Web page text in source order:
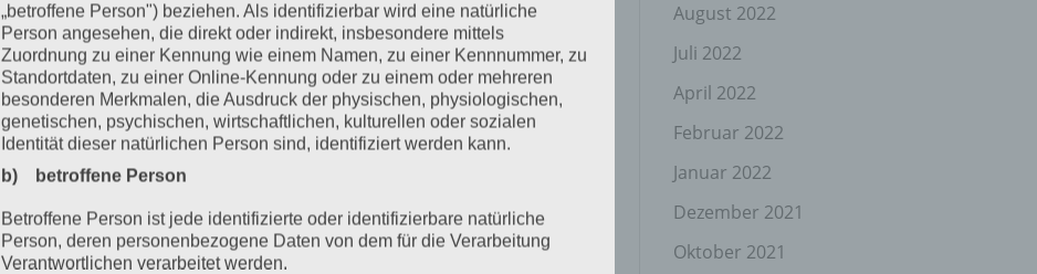
August 2022
Juli 2022
April 2022
Februar 2022
Januar 2022
Dezember 2021
Oktober 2021
„betroffene Person") beziehen. Als identifizierbar wird eine natürliche
Person angesehen, die direkt oder indirekt, insbesondere mittels
Zuordnung zu einer Kennung wie einem Namen, zu einer Kennnummer, zu
Standortdaten, zu einer Online-Kennung oder zu einem oder mehreren
besonderen Merkmalen, die Ausdruck der physischen, physiologischen,
genetischen, psychischen, wirtschaftlichen, kulturellen oder sozialen
Identität dieser natürlichen Person sind, identifiziert werden kann.
b) betroffene Person
Betroffene Person ist jede identifizierte oder identifizierbare natürliche
Person, deren personenbezogene Daten von dem für die Verarbeitung
Verantwortlichen verarbeitet werden.